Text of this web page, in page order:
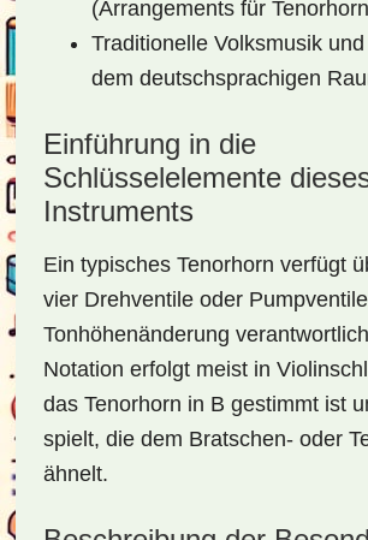
(Arrangements für
Traditionelle Volksmusik
dem deutschsprachigen
Einführung in die
Schlüsselelemente
Instruments
Ein typisches Tenorhorn verfügt
vier Drehventile oder
Tonhöhenänderung
Notation erfolgt meist in
das Tenorhorn in B gestimmt ist
spielt, die dem Bratschen- oder
ähnelt.